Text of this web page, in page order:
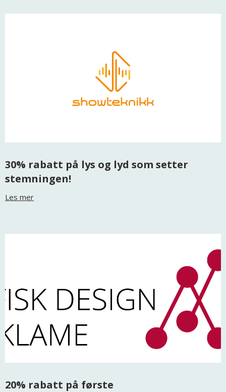
30% rabatt på lys og lyd som setter
stemningen!
Les mer
20% rabatt på første